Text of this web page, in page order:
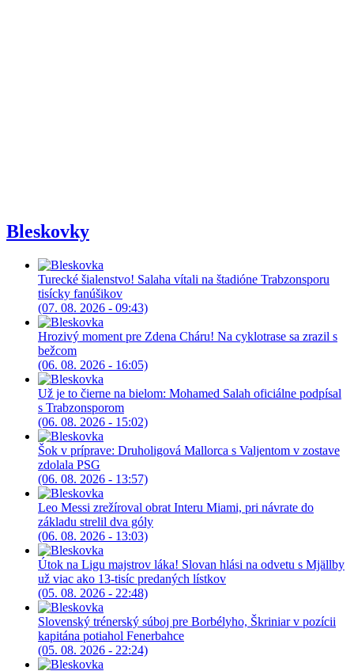
Bleskovky
Turecké šialenstvo! Salaha vítali na štadióne Trabzonsporu
tisícky fanúšikov
(07. 08. 2026 - 09:43)
Hrozivý moment pre Zdena Cháru! Na cyklotrase sa zrazil s
bežcom
(06. 08. 2026 - 16:05)
Už je to čierne na bielom: Mohamed Salah oficiálne podpísal
s Trabzonsporom
(06. 08. 2026 - 15:02)
Šok v príprave: Druholigová Mallorca s Valjentom v zostave
zdolala PSG
(06. 08. 2026 - 13:57)
Leo Messi zrežíroval obrat Interu Miami, pri návrate do
základu strelil dva góly
(06. 08. 2026 - 13:03)
Útok na Ligu majstrov láka! Slovan hlási na odvetu s Mjällby
už viac ako 13-tisíc predaných lístkov
(05. 08. 2026 - 22:48)
Slovenský trénerský súboj pre Borbélyho, Škriniar v pozícii
kapitána potiahol Fenerbahce
(05. 08. 2026 - 22:24)